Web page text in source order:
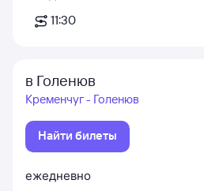
11:30
в Голенюв
Кременчуг - Голенюв
Найти билеты
ежедневно